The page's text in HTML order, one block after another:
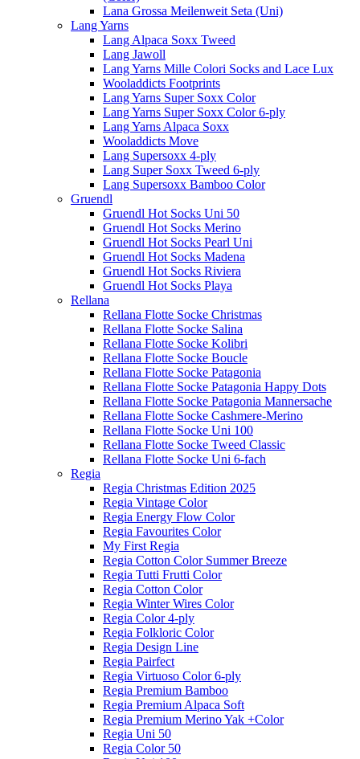
Lana Grossa Meilenweit Seta (Uni)
Lang Yarns
Lang Alpaca Soxx Tweed
Lang Jawoll
Lang Yarns Mille Colori Socks and Lace Lux
Wooladdicts Footprints
Lang Yarns Super Soxx Color
Lang Yarns Super Soxx Color 6-ply
Lang Yarns Alpaca Soxx
Wooladdicts Move
Lang Supersoxx 4-ply
Lang Super Soxx Tweed 6-ply
Lang Supersoxx Bamboo Color
Gruendl
Gruendl Hot Socks Uni 50
Gruendl Hot Socks Merino
Gruendl Hot Socks Pearl Uni
Gruendl Hot Socks Madena
Gruendl Hot Socks Riviera
Gruendl Hot Socks Playa
Rellana
Rellana Flotte Socke Christmas
Rellana Flotte Socke Salina
Rellana Flotte Socke Kolibri
Rellana Flotte Socke Boucle
Rellana Flotte Socke Patagonia
Rellana Flotte Socke Patagonia Happy Dots
Rellana Flotte Socke Patagonia Mannersache
Rellana Flotte Socke Cashmere-Merino
Rellana Flotte Socke Uni 100
Rellana Flotte Socke Tweed Classic
Rellana Flotte Socke Uni 6-fach
Regia
Regia Christmas Edition 2025
Regia Vintage Color
Regia Energy Flow Color
Regia Favourites Color
My First Regia
Regia Cotton Color Summer Breeze
Regia Tutti Frutti Color
Regia Cotton Color
Regia Winter Wires Color
Regia Color 4-ply
Regia Folkloric Color
Regia Design Line
Regia Pairfect
Regia Virtuoso Color 6-ply
Regia Premium Bamboo
Regia Premium Alpaca Soft
Regia Premium Merino Yak +Color
Regia Uni 50
Regia Color 50